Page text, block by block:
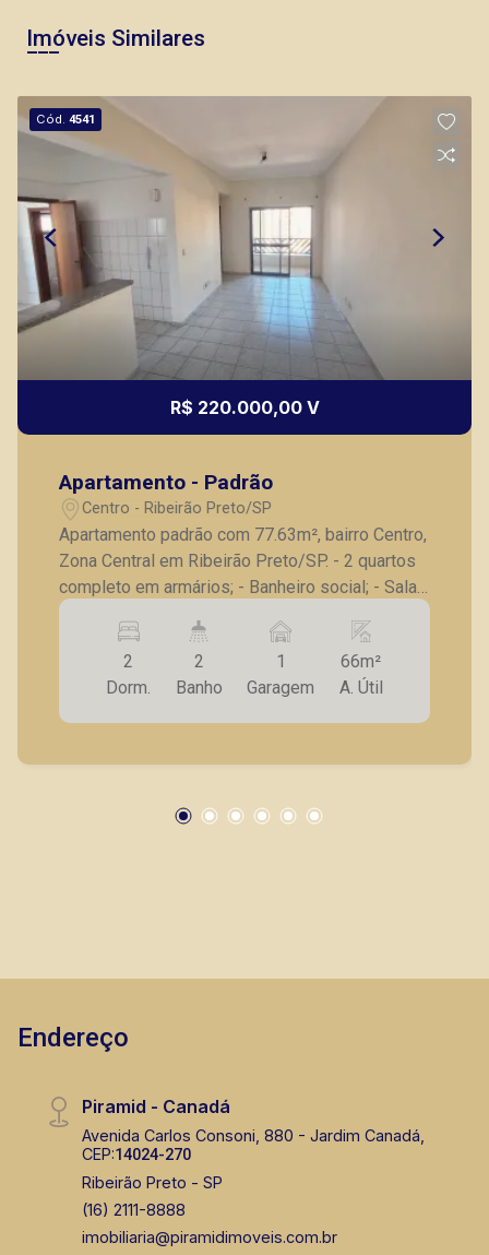
Imóveis Similares
Cód.4541
R$ 220.000,00 V
Apartamento - Padrão
Centro - Ribeirão Preto/SP
Apartamento padrão com 77.63m², bairro Centro,
Zona Central em Ribeirão Preto/SP. - 2 quartos
completo em armários; - Banheiro social; - Sala
para 2 ambientes; - Sacada; - Cozinha com
gabinete; - Lavanderia; - Banheiro de serviço - 1
vaga de garagem. A Piramid tem como objetivo
atender seus clientes com agilidade e
segurança, em locação, vendas de imóveis
lançamentos da cidade de Ribeirão Preto.
2
Dorm.
2
Banho
1
Garagem
66m²
A. Útil
Endereço
Piramid - Canadá
Avenida Carlos Consoni, 880 - Jardim Canadá,
CEP:14024-270
Ribeirão Preto - SP
(16) 2111-8888
imobiliaria@piramidimoveis.com.br